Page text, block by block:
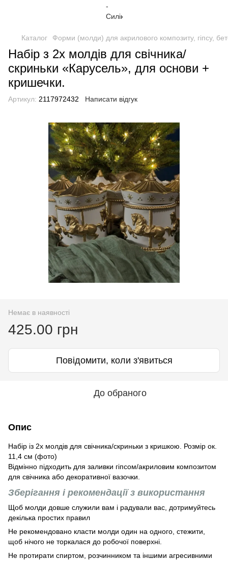
Каталог Форми (молди) для акрилового композиту, гіпсу,
Набір з 2х молдів для свічника/
скриньки «Карусель», для основи +
кришечки.
Артикул: 2117972432 Написати відгук
Немає в наявності
425.00 грн
Повідомити, коли з'явиться
До обраного
Опис
Набір із 2х молдів для свічника/скриньки з кришкою. Розмір ок.
11,4 см (фото)
Відмінно підходить для заливки гіпсом/акриловим композитом
для свічника або декоративної вазочки.
Зберігання і рекомендації з використання
Щоб молди довше служили вам і радували вас, дотримуйтесь
декілька простих правил
Не рекомендовано класти молди один на одного, стежити,
щоб нічого не торкалася до робочої поверхні.
Не протирати спиртом, розчинником та іншими агресивними